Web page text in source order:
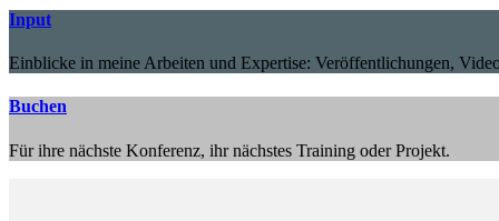
Input
Einblicke in meine Arbeiten und Expertise: Veröffentlichungen,
Buchen
Für ihre nächste Konferenz, ihr nächstes Training oder Projekt.